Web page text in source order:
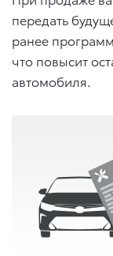
передать
ранее
что повысит
автомобиля.